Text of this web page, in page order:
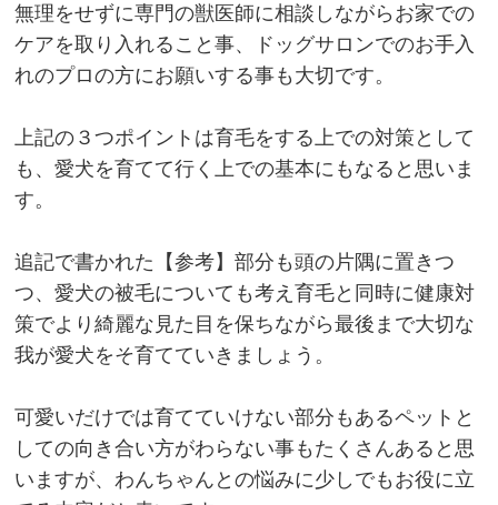
無理をせずに専門の獣医師に相談しながらお家での
ケアを取り入れること事、ドッグサロンでのお手入
れのプロの方にお願いする事も大切です。
上記の３つポイントは育毛をする上での対策として
も、愛犬を育てて行く上での基本にもなると思いま
す。
追記で書かれた【参考】部分も頭の片隅に置きつ
つ、愛犬の被毛についても考え育毛と同時に健康対
策でより綺麗な見た目を保ちながら最後まで大切な
我が愛犬をそ育てていきましょう。
可愛いだけでは育てていけない部分もあるペットと
しての向き合い方がわらない事もたくさんあると思
いますが、わんちゃんとの悩みに少しでもお役に立